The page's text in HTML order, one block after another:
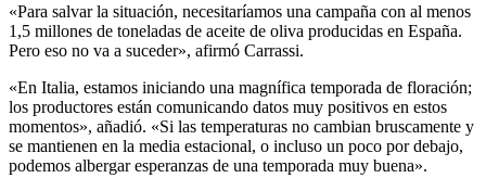
«Para salvar la situación, necesitaríamos una campaña con al menos
1,5 millones de toneladas de aceite de oliva producidas en España.
Pero eso no va a suceder», afirmó Carrassi.
«En Italia, estamos iniciando una magnífica temporada de floración;
los productores están comunicando datos muy positivos en estos
momentos», añadió. «Si las temperaturas no cambian bruscamente y
se mantienen en la media estacional, o incluso un poco por debajo,
podemos albergar esperanzas de una temporada muy buena».